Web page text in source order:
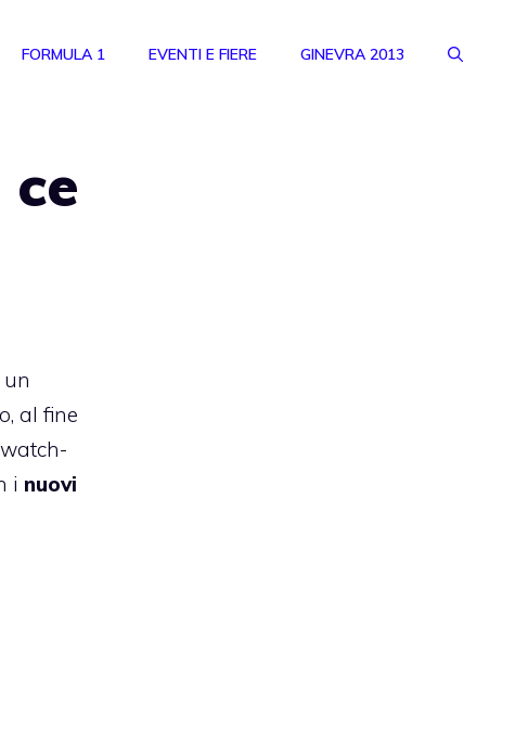
FORMULA 1 EVENTI E FIERE GINEVRA 2013
al fine
i nuovi